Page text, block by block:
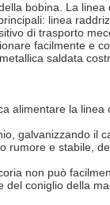
bobina. La
linea
di trasporto
facilmente e
saldata
alimentare la linea
galvanizzando il
e stabile,
non può
coniglio della